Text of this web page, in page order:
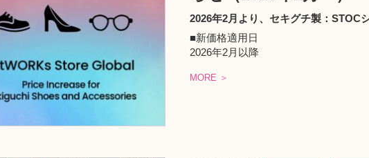
2026年2月より、セキグチ製：STOC
■新価格適用日
2026年2月以降
MORE ＞